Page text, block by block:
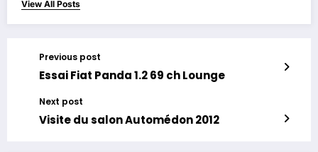
View All Posts
Previous post
Essai Fiat Panda 1.2 69 ch Lounge
Next post
Visite du salon Automédon 2012